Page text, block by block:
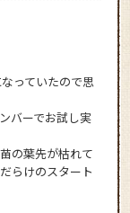
っていたので思
バーでお試し実
の葉先が枯れて
らけのスタート